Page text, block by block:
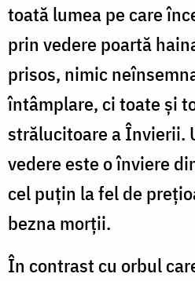
toată lumea pe care
prin vedere poartă
prisos, nimic
întâmplare, ci toate și
strălucitoare a Învierii.
vedere este o înviere
cel puțin la fel de
bezna morții.
În contrast cu orbul